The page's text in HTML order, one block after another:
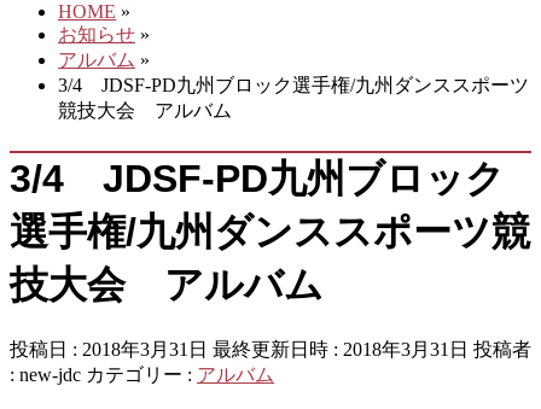
HOME »
お知らせ »
アルバム »
3/4 JDSF-PD九州ブロック選手権/九州ダンススポーツ
競技大会 アルバム
3/4 JDSF-PD九州ブロック
選手権/九州ダンススポーツ競
技大会 アルバム
投稿日 : 2018年3月31日 最終更新日時 : 2018年3月31日 投稿者
: new-jdc カテゴリー : アルバム